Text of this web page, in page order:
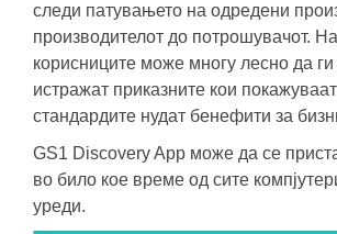
следи патувањето на одредени
производителот до потрошувачот. На
корисниците може многу лесно да ги
истражат приказните кои
стандардите нудат бенефити за
GS1 Discovery App може да се
во било кое време од сите
уреди.